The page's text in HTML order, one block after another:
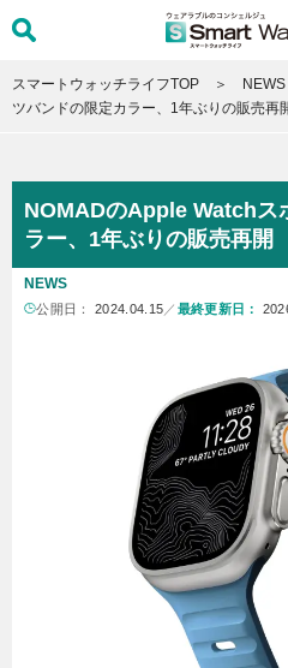
スマートウォッチライフTOP NEWS
ツバンドの限定カラー、1年ぶりの販売再
NOMADのApple Watchス
ラー、1年ぶりの販売再開
NEWS
公開日： 2024.04.15 ／ 最終更新日：